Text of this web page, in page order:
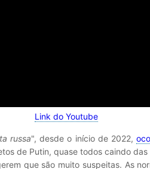
Link do Youtube
russa", desde o início de 2022,
de Putin, quase todos caindo
que são muito suspeitas. As